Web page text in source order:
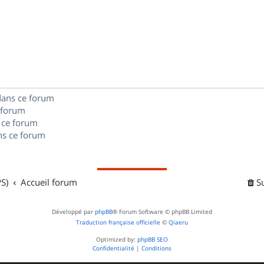
e
ce forum
forum
ce forum
Accueil forum
Développé par phpBB® Forum Software © phpBB Limited
Traduction française officielle © Qiaeru
Optimized by: phpBB SEO
Confidentialité | Conditions